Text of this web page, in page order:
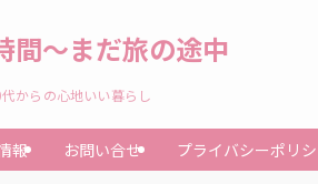
間～まだ旅の途中
からの心地いい暮らし
報 お問い合せ プライバシーポリ